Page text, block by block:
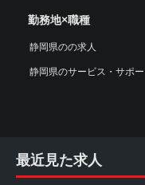
勤務地×職種
静岡県のの求人
静岡県のサービス・サポ
最近見た求人